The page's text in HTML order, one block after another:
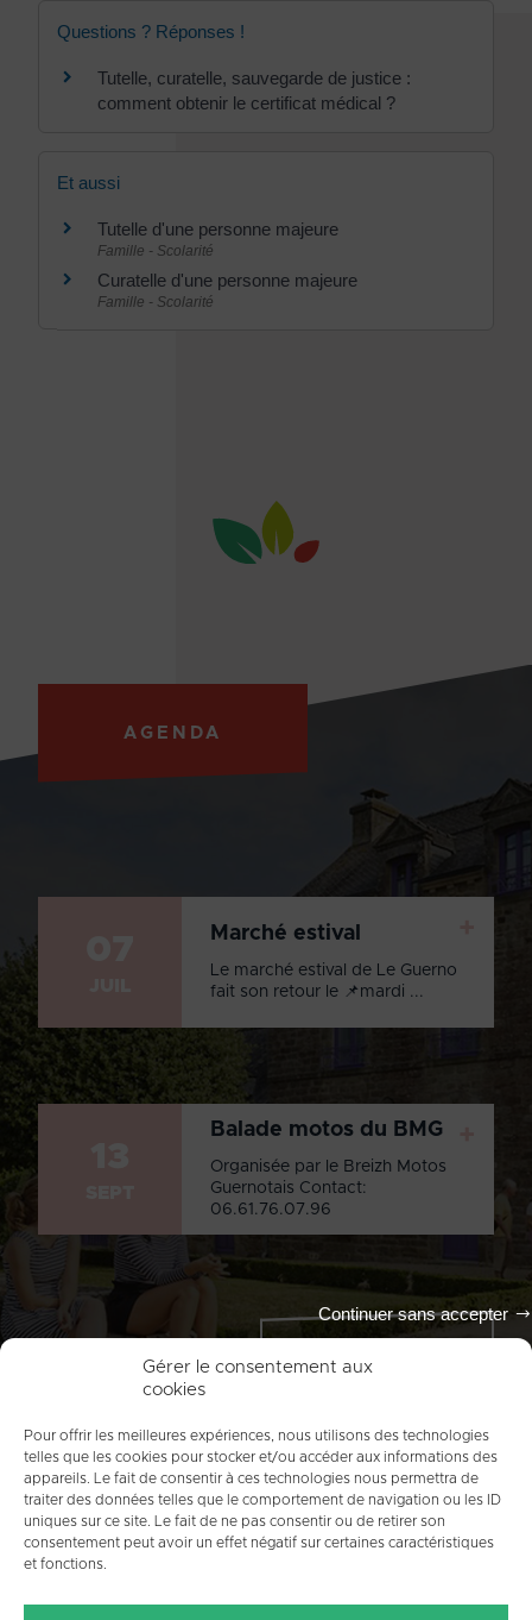
Gérer le consentement aux
cookies
Pour offrir les meilleures expériences, nous utilisons des technologies
telles que les cookies pour stocker et/ou accéder aux informations des
appareils. Le fait de consentir à ces technologies nous permettra de
traiter des données telles que le comportement de navigation ou les ID
uniques sur ce site. Le fait de ne pas consentir ou de retirer son
consentement peut avoir un effet négatif sur certaines caractéristiques
et fonctions.
Continuer sans accepter
Questions ? Réponses !
Tutelle, curatelle, sauvegarde de justice :
comment obtenir le certificat médical ?
Et aussi
Tutelle d'une personne majeure
Famille - Scolarité
Curatelle d'une personne majeure
Famille - Scolarité
AGENDA
Marché estival
Le marché estival de Le Guerno
fait son retour le 📌mardi ...
Balade motos du BMG
Organisée par le Breizh Motos
Guernotais Contact:
06.61.76.07.96